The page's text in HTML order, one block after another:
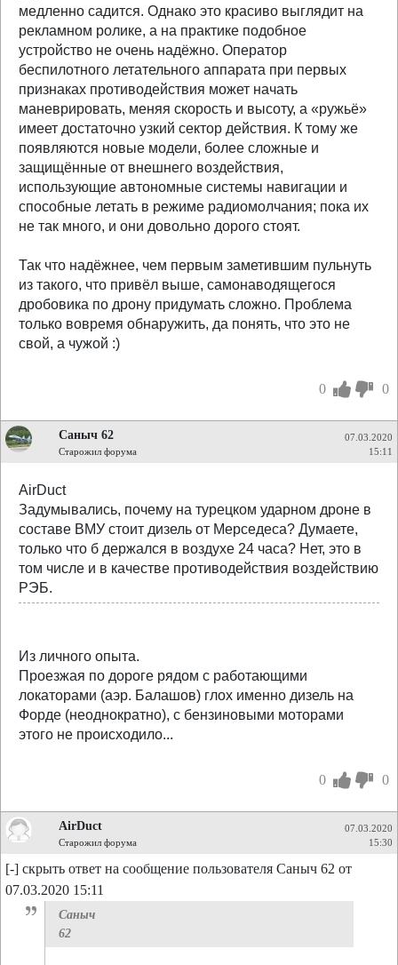
медленно садится. Однако это красиво выглядит на
рекламном ролике, а на практике подобное
устройство не очень надёжно. Оператор
беспилотного летательного аппарата при первых
признаках противодействия может начать
маневрировать, меняя скорость и высоту, а «ружьё»
имеет достаточно узкий сектор действия. К тому же
появляются новые модели, более сложные и
защищённые от внешнего воздействия,
использующие автономные системы навигации и
способные летать в режиме радиомолчания; пока их
не так много, и они довольно дорого стоят.
Так что надёжнее, чем первым заметившим пульнуть
из такого, что привёл выше, самонаводящегося
дробовика по дрону придумать сложно. Проблема
только вовремя обнаружить, да понять, что это не
свой, а чужой :)
0 0
Саныч 62
Старожил форума
07.03.2020
15:11
AirDuct
Задумывались, почему на турецком ударном дроне в
составе ВМУ стоит дизель от Мерседеса? Думаете,
только что б держался в воздухе 24 часа? Нет, это в
том числе и в качестве противодействия воздействию
РЭБ.
Из личного опыта.
Проезжая по дороге рядом с работающими
локаторами (аэр. Балашов) глох именно дизель на
Форде (неоднократно), с бензиновыми моторами
этого не происходило...
0 0
AirDuct
Старожил форума
07.03.2020
15:30
[-] скрыть ответ на сообщение пользователя Саныч 62 от
07.03.2020 15:11
Саныч
62